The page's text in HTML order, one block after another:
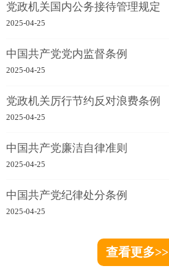
党政机关国内公务接待管理规定
2025-04-25
中国共产党党内监督条例
2025-04-25
党政机关厉行节约反对浪费条例
2025-04-25
中国共产党廉洁自律准则
2025-04-25
中国共产党纪律处分条例
2025-04-25
查看更多>>